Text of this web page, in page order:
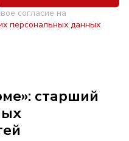
согласие на
персональных данных
старший